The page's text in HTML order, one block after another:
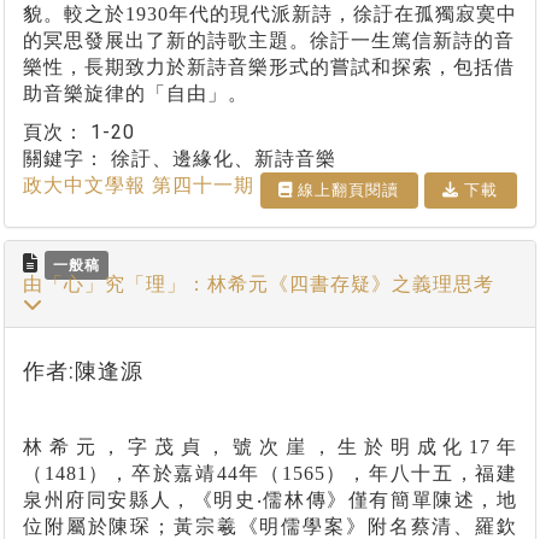
貌。較之於1930年代的現代派新詩，徐訏在孤獨寂寞中
的冥思發展出了新的詩歌主題。徐訏一生篤信新詩的音
樂性，長期致力於新詩音樂形式的嘗試和探索，包括借
助音樂旋律的「自由」。
頁次： 1-20
關鍵字： 徐訏、邊緣化、新詩音樂
政大中文學報 第四十一期
線上翻⾴閱讀 下載
一般稿
由「心」究「理」：林希元《四書存疑》之義理思考
作者:陳逢源
林希元，字茂貞，號次崖，生於明成化17年
（1481），卒於嘉靖44年（1565），年八十五，福建
泉州府同安縣人，《明史‧儒林傳》僅有簡單陳述，地
位附屬於陳琛；黃宗羲《明儒學案》附名蔡清、羅欽